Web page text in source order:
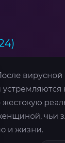
устремляются
жестокую
чьи
и жизни.